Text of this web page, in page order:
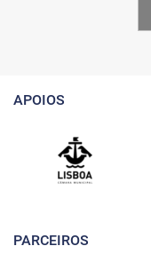
APOIOS
PARCEIROS